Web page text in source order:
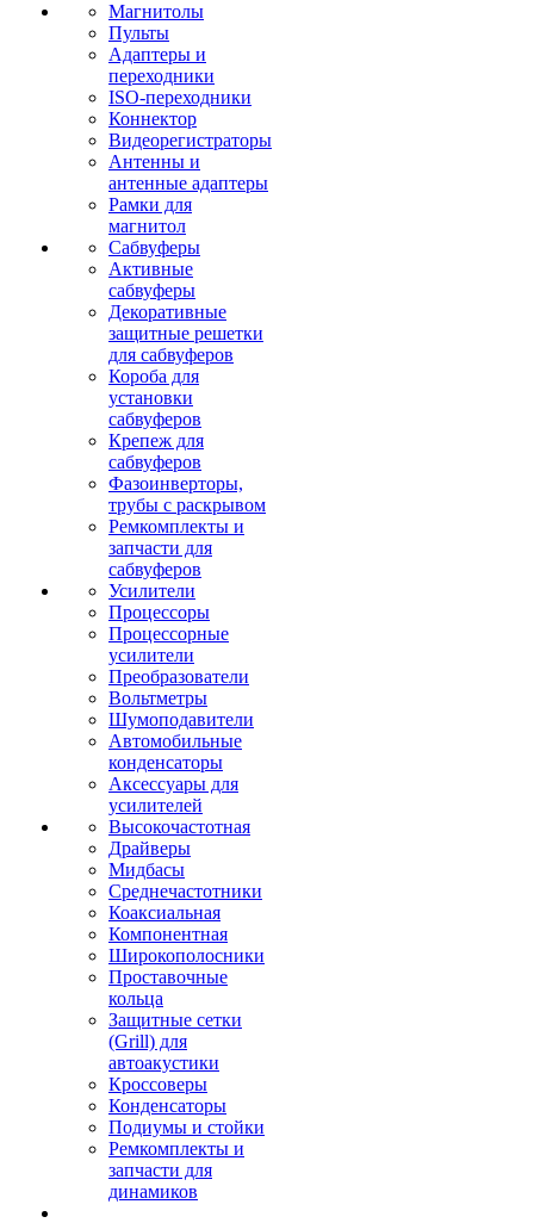
Магнитолы
Пульты
Адаптеры и
переходники
ISO-переходники
Коннектор
Видеорегистраторы
Антенны и
антенные адаптеры
Рамки для
магнитол
Сабвуферы
Активные
сабвуферы
Декоративные
защитные решетки
для сабвуферов
Короба для
установки
сабвуферов
Крепеж для
сабвуферов
Фазоинверторы,
трубы с раскрывом
Ремкомплекты и
запчасти для
сабвуферов
Усилители
Процессоры
Процессорные
усилители
Преобразователи
Вольтметры
Шумоподавители
Автомобильные
конденсаторы
Аксессуары для
усилителей
Высокочастотная
Драйверы
Мидбасы
Среднечастотники
Коаксиальная
Компонентная
Широкополосники
Проставочные
кольца
Защитные сетки
(Grill) для
автоакустики
Кроссоверы
Конденсаторы
Подиумы и стойки
Ремкомплекты и
запчасти для
динамиков